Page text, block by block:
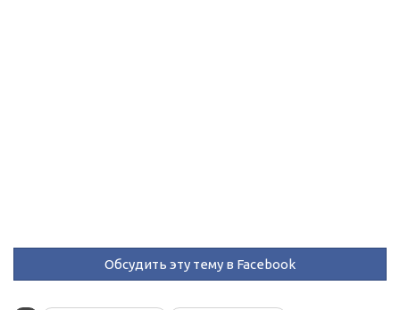
Обсудить эту тему в Facebook